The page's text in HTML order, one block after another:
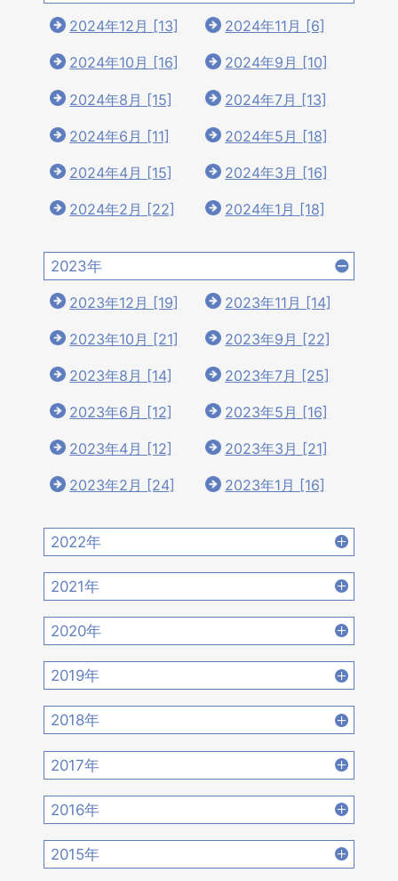
2024年12月 [13] 2024年11月 [6]
2024年10月 [16] 2024年9月 [10]
2024年8月 [15] 2024年7月 [13]
2024年6月 [11] 2024年5月 [18]
2024年4月 [15] 2024年3月 [16]
2024年2月 [22] 2024年1月 [18]
2023年
2023年12月 [19] 2023年11月 [14]
2023年10月 [21] 2023年9月 [22]
2023年8月 [14] 2023年7月 [25]
2023年6月 [12] 2023年5月 [16]
2023年4月 [12] 2023年3月 [21]
2023年2月 [24] 2023年1月 [16]
2022年
2022年12月 [15] 2022年11月 [15]
2022年10月 [16] 2022年9月 [12]
2022年8月 [20] 2022年7月 [19]
2022年6月 [17] 2022年5月 [14]
2022年4月 [15]
2022年2月 [12]
2021年
2021年12月 [18] 2021年11月 [18]
2021年10月 [17] 2021年9月 [14]
2021年6月 [17] 2021年5月 [18]
2021年4月 [16]
2021年2月 [14]
2020年
2020年12月 [21] 2020年11月 [9]
2020年10月 [21] 2020年9月 [16]
2020年6月 [21] 2020年5月 [14]
2020年4月 [12]
2020年2月 [18]
2019年
2019年12月 [14] 2019年11月 [17]
2019年10月 [12] 2019年9月 [15]
2019年8月 [18] 2019年7月 [21]
2019年6月 [18] 2019年5月 [20]
2019年4月 [16]
2018年
2018年12月 [20] 2018年11月 [14]
2018年10月 [20] 2018年9月 [12]
2018年8月 [15] 2018年7月 [14]
2018年6月 [18] 2018年5月 [14]
2017年
2017年12月 [28] 2017年11月 [22]
2017年10月 [21] 2017年9月 [24]
2017年8月 [31] 2017年7月 [26]
2016年
2016年12月 [21] 2016年11月 [28]
2015年